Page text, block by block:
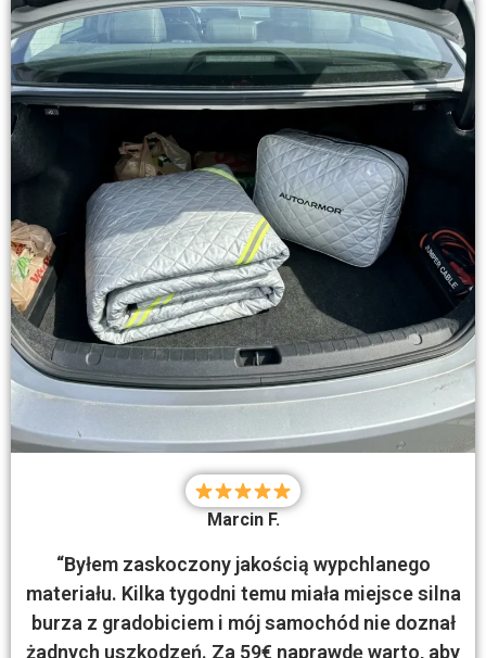
Marcin F.
“Byłem zaskoczony jakością wypchlanego
materiału. Kilka tygodni temu miała miejsce silna
burza z gradobiciem i mój samochód nie doznał
żadnych uszkodzeń. Za 59€ naprawdę warto, aby